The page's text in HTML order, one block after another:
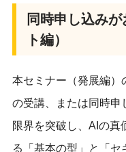
同時申し込み
ト編）
本セミナー（発展編）
の受講、または同時申
限界を突破し、AIの真
る「基本の型」と「